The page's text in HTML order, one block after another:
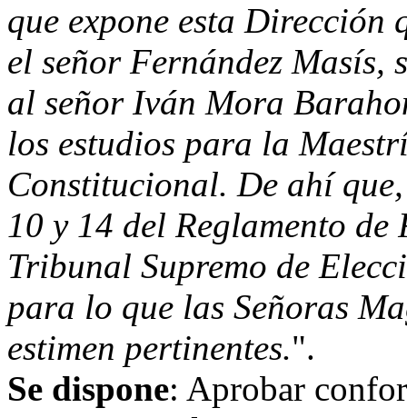
que expone esta
el señor Fernández Masís,
al señor Iván Mora
los estudios para la
Constitucional. De ahí
10 y 14 del Reglamento
Tribunal Supremo de
para lo que las Señoras
estimen pertinentes.".
Se dispone: Aprobar